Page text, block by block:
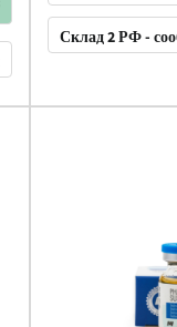
Склад 2 РФ -